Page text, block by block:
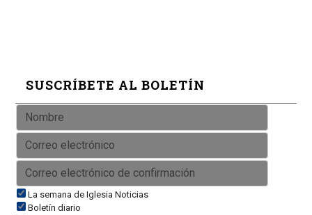
SUSCRÍBETE AL BOLETÍN
La semana de Iglesia Noticias
Boletín diario